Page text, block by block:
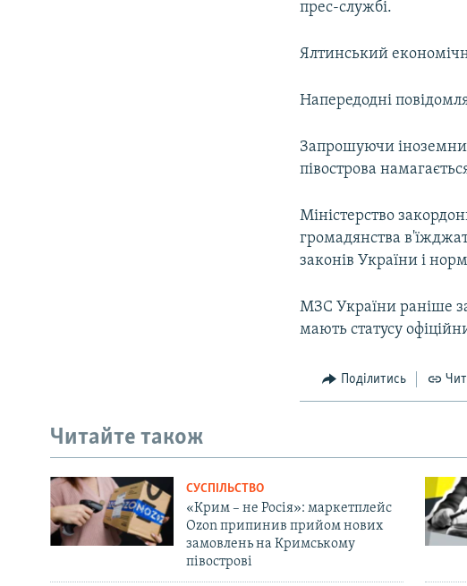
прес-службі.
Ялтинський
Напередодні
Запрошуючи
півострова
Міністерство
громадянства
законів України і
МЗС України раніше
мають статусу
Поділитись
Читайте також
СУСПІЛЬСТВО
«Крим – не Росія»: маркетплейс
Ozon припинив прийом нових
замовлень на Кримському
півострові